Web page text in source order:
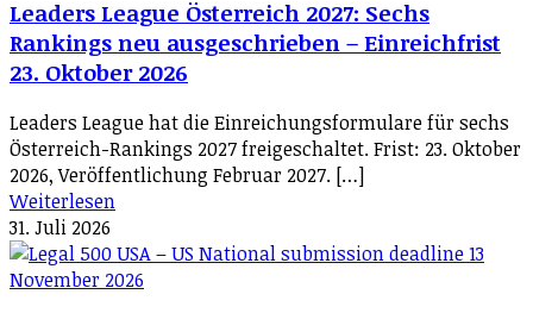
Leaders League Österreich 2027: Sechs
Rankings neu ausgeschrieben – Einreichfrist
23. Oktober 2026
Leaders League hat die Einreichungsformulare für sechs
Österreich-Rankings 2027 freigeschaltet. Frist: 23. Oktober
2026, Veröffentlichung Februar 2027. […]
Weiterlesen
31. Juli 2026